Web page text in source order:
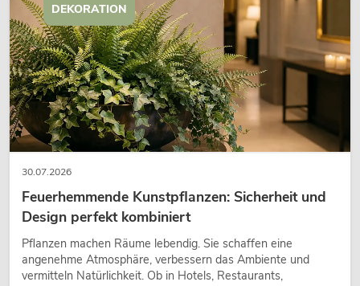
30.07.2026
Feuerhemmende Kunstpflanzen: Sicherheit und
Design perfekt kombiniert
Pflanzen machen Räume lebendig. Sie schaffen eine
angenehme Atmosphäre, verbessern das Ambiente und
vermitteln Natürlichkeit. Ob in Hotels, Restaurants,
DEKORATION